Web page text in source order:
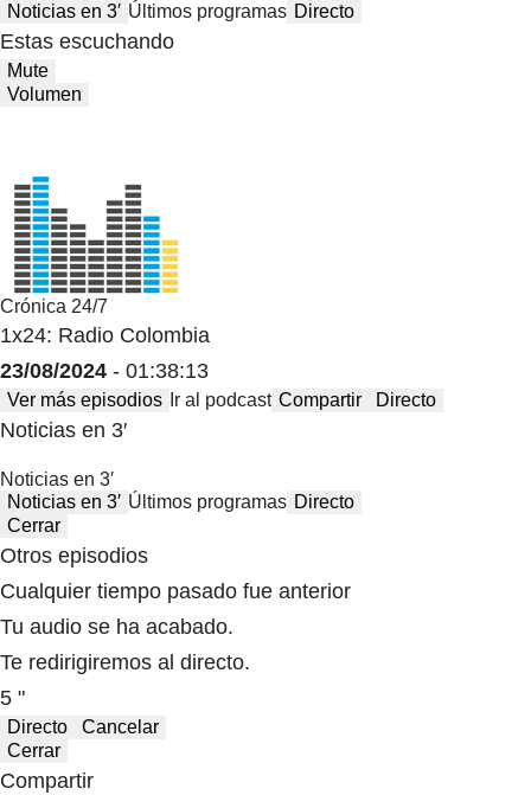
Noticias en 3′ Últimos programas Directo
Estas escuchando
Mute
Volumen
Crónica 24/7
1x24: Radio Colombia
23/08/2024 - 01:38:13
Ver más episodios Ir al podcast Compartir Directo
Noticias en 3′
Noticias en 3′
Noticias en 3′ Últimos programas Directo
Cerrar
Otros episodios
Cualquier tiempo pasado fue anterior
Tu audio se ha acabado.
Te redirigiremos al directo.
5 "
Directo
Cancelar
Cerrar
Compartir